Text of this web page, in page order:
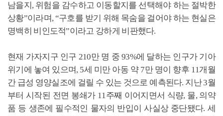
남을지, 위험을 감수하고 이동할지를 선택해야 하는 절박한
상황”이라며, “구호를 받기 위해 목숨을 걸어야 하는 현실은
명백히 비인도적”이라고 강하게 비판했다.
현재 가자지구 인구 210만 명 중 93%에 달하는 인구가 기아
위기에 놓여 있으며, 5세 미만 아동 약 7만 명이 향후 11개월
간 급성 영양실조에 걸릴 수 있는 것으로 예측된다. 지난 3월
부터 시작된 전면 봉쇄가 11주째 이어지면서 식량, 물, 의약
품 등 생존에 필수적인 물자의 반입이 사실상 중단됐다. 세